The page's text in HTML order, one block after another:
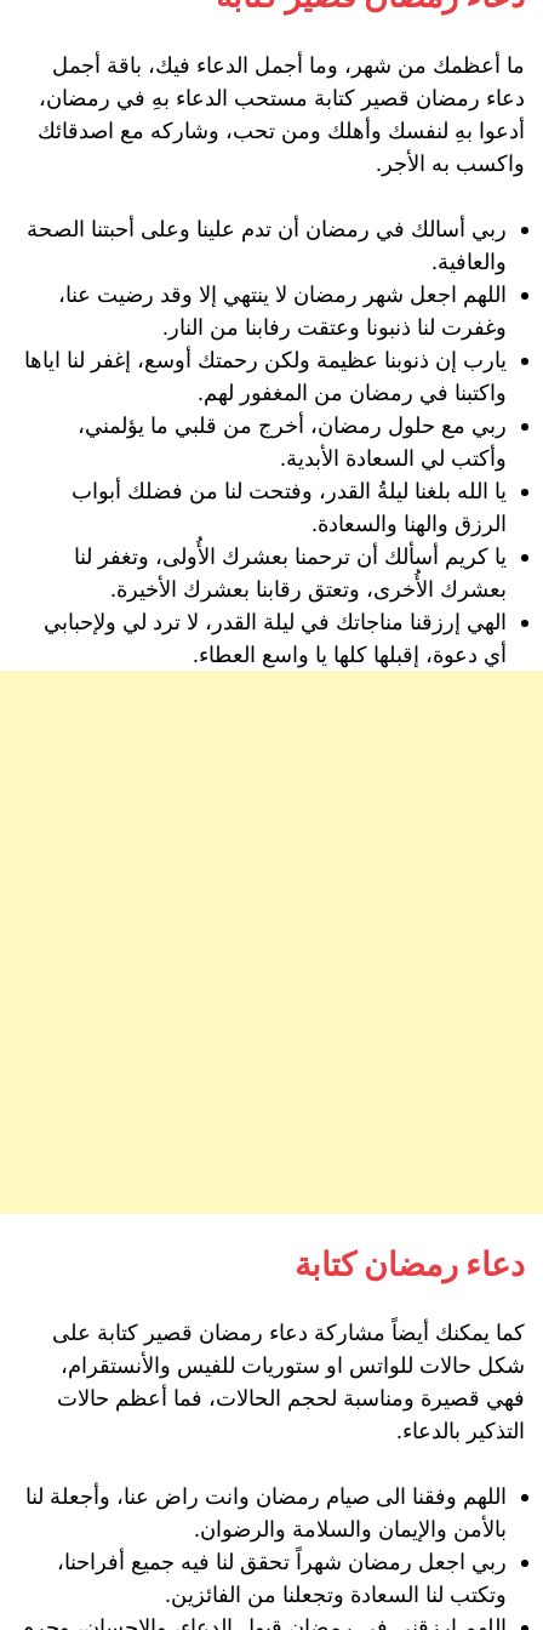
ما أعظمك من شهر، وما أجمل الدعاء فيك، باقة أجمل
دعاء رمضان قصير كتابة مستحب الدعاء بهِ في رمضان،
أدعوا بهِ لنفسك وأهلك ومن تحب، وشاركه مع اصدقائك
واكسب به الأجر.
ربي أسالك في رمضان أن تدم علينا وعلى أحبتنا الصحة
والعافية.
اللهم اجعل شهر رمضان لا ينتهي إلا وقد رضيت عنا،
وغفرت لنا ذنبونا وعتقت رفابنا من النار.
يارب إن ذنوبنا عظيمة ولكن رحمتك أوسع، إغفر لنا اياها
واكتبنا في رمضان من المغفور لهم.
ربي مع حلول رمضان، أخرج من قلبي ما يؤلمني،
وأكتب لي السعادة الأبدية.
يا الله بلغنا ليلةُ القدر، وفتحت لنا من فضلك أبواب
الرزق والهنا والسعادة.
يا كريم أسألك أن ترحمنا بعشرك الأُولى، وتغفر لنا
بعشرك الأُخرى، وتعتق رقابنا بعشرك الأخيرة.
الهي إرزقنا مناجاتك في ليلة القدر، لا ترد لي ولإحبابي
أي دعوة، إقبلها كلها يا واسع العطاء.
دعاء رمضان كتابة
كما يمكنك أيضاً مشاركة دعاء رمضان قصير كتابة على
شكل حالات للواتس او ستوريات للفيس والأنستقرام،
فهي قصيرة ومناسبة لحجم الحالات، فما أعظم حالات
التذكير بالدعاء.
اللهم وفقنا الى صيام رمضان وانت راض عنا، وأجعلة لنا
بالأمن والإيمان والسلامة والرضوان.
ربي اجعل رمضان شهراً تحقق لنا فيه جميع أفراحنا،
وتكتب لنا السعادة وتجعلنا من الفائزين.